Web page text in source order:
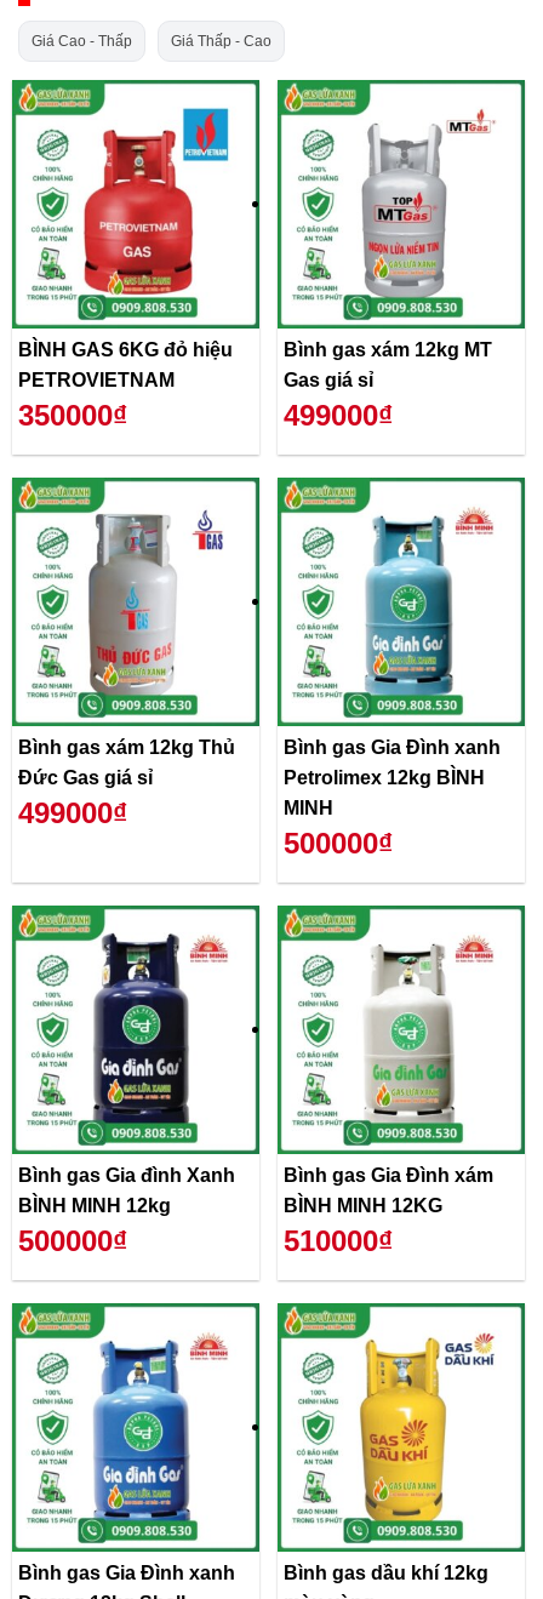
Giá Cao - Thấp Giá Thấp - Cao
BÌNH GAS 6KG đỏ hiệu
PETROVIETNAM
350000₫
Bình gas xám 12kg MT
Gas giá sỉ
499000₫
Bình gas xám 12kg Thủ
Đức Gas giá sỉ
499000₫
Bình gas Gia Đình xanh
Petrolimex 12kg BÌNH
MINH
500000₫
Bình gas Gia đình Xanh
BÌNH MINH 12kg
500000₫
Bình gas Gia Đình xám
BÌNH MINH 12KG
510000₫
Bình gas Gia Đình xanh
Bình gas dầu khí 12kg